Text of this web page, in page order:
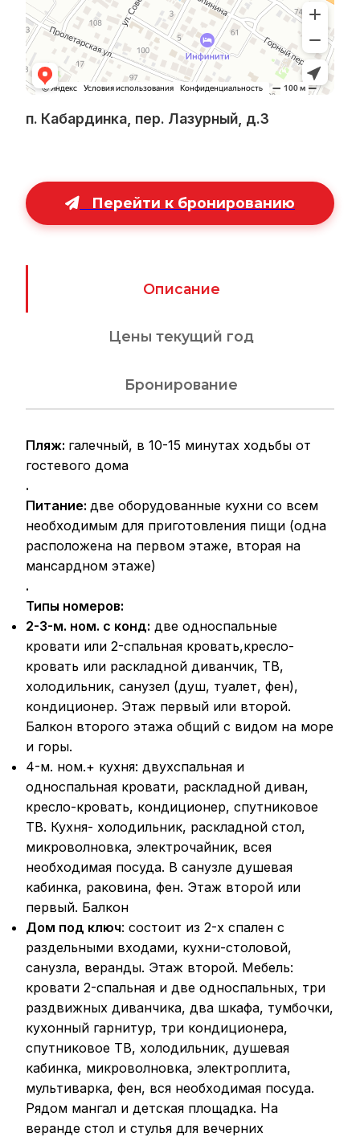
п. Кабардинка, пер. Лазурный, д.3
Перейти к бронированию
Описание
Цены текущий год
Бронирование
Пляж: галечный, в 10-15 минутах ходьбы от
гостевого дома
.
Питание: две оборудованные кухни со всем
необходимым для приготовления пищи (одна
расположена на первом этаже, вторая на
мансардном этаже)
.
Типы номеров:
2-3-м. ном. с конд: две односпальные
кровати или 2-спальная кровать,кресло-
кровать или раскладной диванчик, ТВ,
холодильник, санузел (душ, туалет, фен),
кондиционер. Этаж первый или второй.
Балкон второго этажа общий с видом на море
и горы.
4-м. ном.+ кухня: двухспальная и
односпальная кровати, раскладной диван,
кресло-кровать, кондиционер, спутниковое
ТВ. Кухня- холодильник, раскладной стол,
микроволновка, электрочайник, всея
необходимая посуда. В санузле душевая
кабинка, раковина, фен. Этаж второй или
первый. Балкон
Дом под ключ: состоит из 2-х спален с
раздельными входами, кухни-столовой,
санузла, веранды. Этаж второй. Мебель:
кровати 2-спальная и две односпальных, три
раздвижных диванчика, два шкафа, тумбочки,
кухонный гарнитур, три кондиционера,
спутниковое ТВ, холодильник, душевая
кабинка, микроволновка, электроплита,
мультиварка, фен, вся необходимая посуда.
Рядом мангал и детская площадка. На
веранде стол и стулья для вечерних